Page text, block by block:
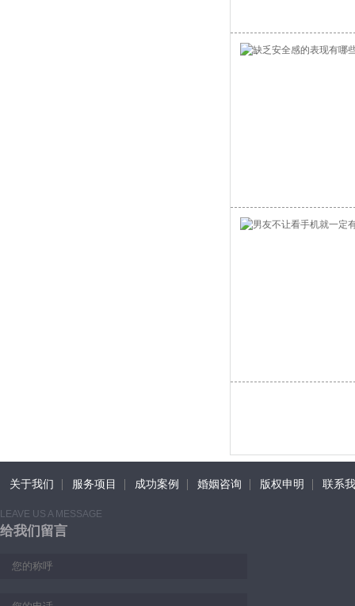
关于我们 服务项目 成功案例 婚姻咨询 版权申明 联系
LEAVE US A MESSAGE
给我们留言